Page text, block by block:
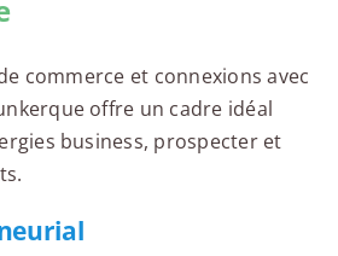
commerce et connexions avec
offre un cadre idéal
business, prospecter et